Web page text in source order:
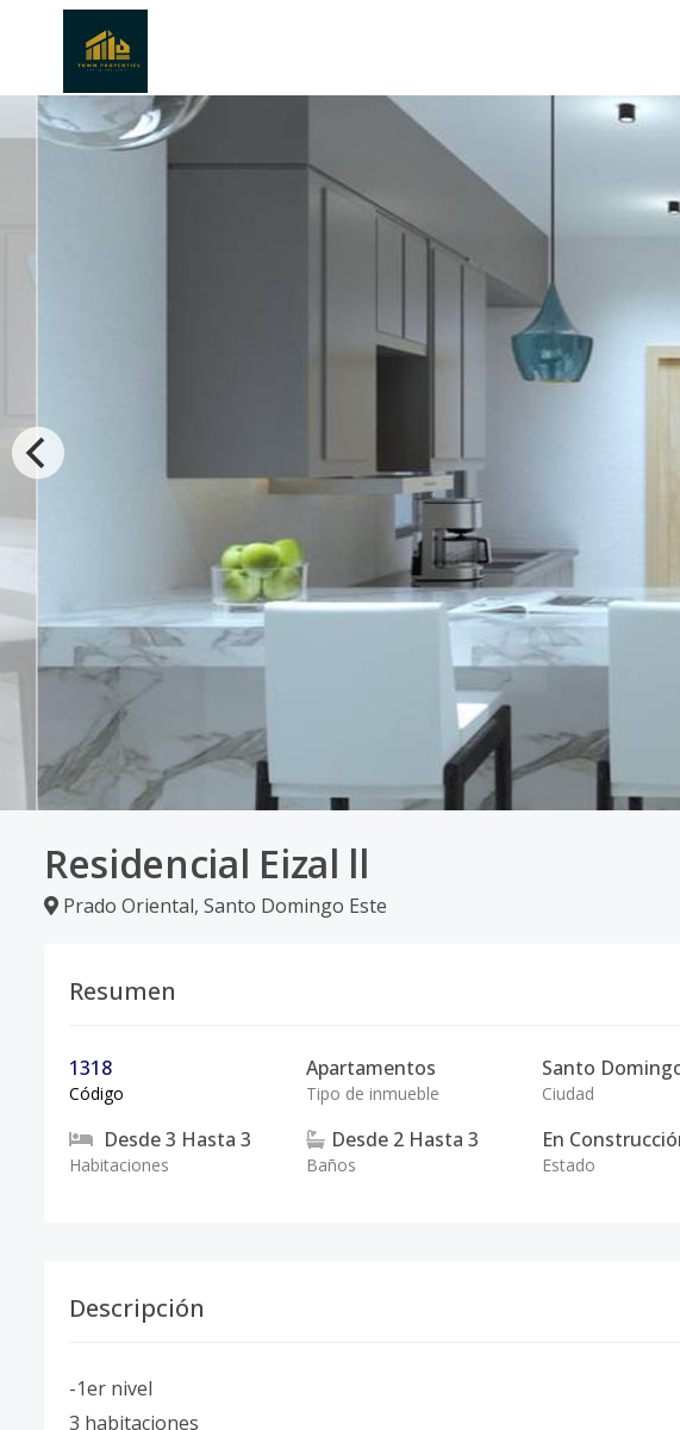
Residencial Eizal ll
Prado Oriental, Santo Domingo Este
Resumen
1318
Código
Apartamentos
Tipo de inmueble
Santo
Ciudad
Desde3 Hasta 3
Habitaciones
Desde 2 Hasta 3
Baños
En
Estado
Descripción
-1er nivel
3 habitaciones